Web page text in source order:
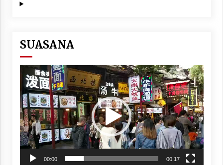
SUASANA
Video
Player
00:00 00:17